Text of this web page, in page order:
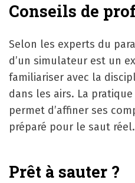
Conseils de
Selon les experts du
d’un simulateur est un
familiariser avec la
dans les airs. La
permet d’affiner ses
préparé pour le saut réel.
Prêt à sauter ?